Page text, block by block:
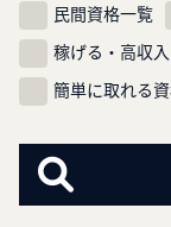
民間資格一覧
稼げる・高収
簡単に取れる